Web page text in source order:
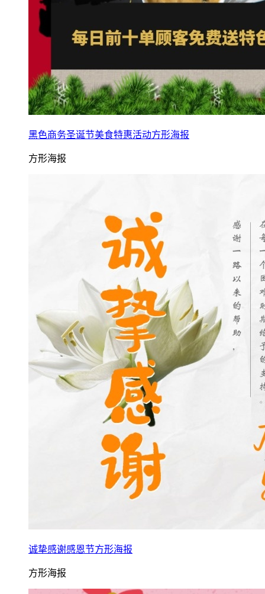
黑色商务圣诞节美食特惠活动方形海报
方形海报
诚挚感谢感恩节方形海报
方形海报